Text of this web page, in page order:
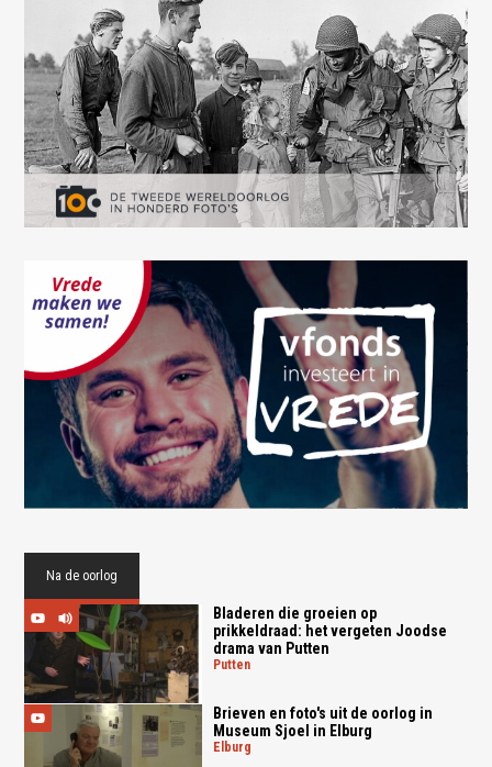
Na de oorlog
Bladeren die groeien op
prikkeldraad: het vergeten Joodse
drama van Putten
putten
Brieven en foto's uit de oorlog in
Museum Sjoel in Elburg
elburg